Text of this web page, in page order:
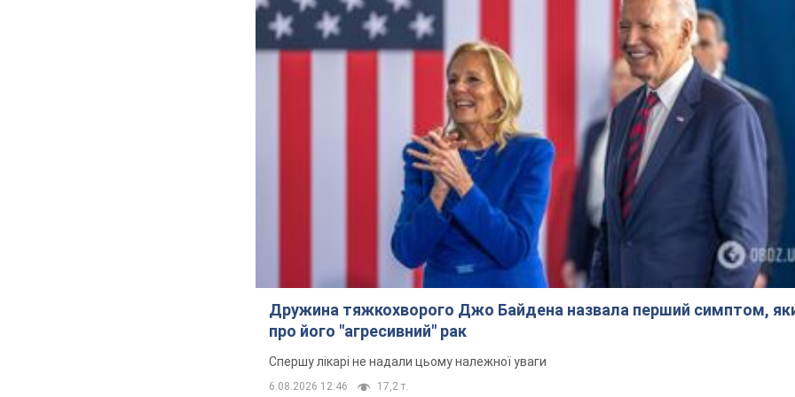
Тисни! Підписуйся! Читай тільки найкраще!
Підписатись
Кримінальні новини Знайдено тіла загиблих...
Важливе